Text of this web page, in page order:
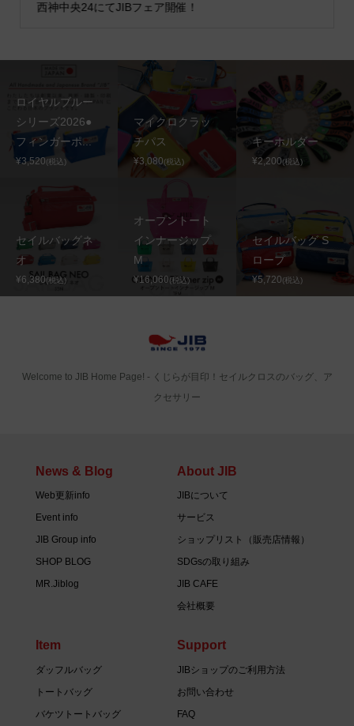
西神中央24にてJIBフェア開催！
ロイヤルブルー
シリーズ2026●
フィンガーポ...
¥3,520(税込)
マイクロクラッ
チパス
¥3,080(税込)
キーホルダー
¥2,200(税込)
セイルバッグネ
オ
¥6,380(税込)
オープントート
インナージップ
M
¥16,060(税込)
セイルバッグ S
ロープ
¥5,720(税込)
Welcome to JIB Home Page! ‐ くじらが目印！セイルクロスのバッグ、ア
クセサリー
News & Blog
Web更新info
Event info
JIB Group info
SHOP BLOG
MR.Jiblog
About JIB
JIBについて
サービス
ショップリスト（販売店情報）
SDGsの取り組み
JIB CAFE
会社概要
Item
ダッフルバッグ
トートバッグ
バケツトートバッグ
Support
JIBショップのご利用方法
お問い合わせ
FAQ